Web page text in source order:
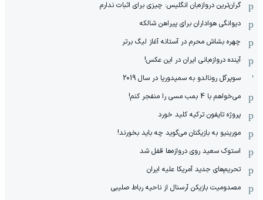
گران‌ترین دروازه‌بان انگلیس: چیزی برای اثبات ندارم
دیوانگی هواداران برای پیراهن شالکه
چهره بشاش محرم در آستانه آغاز لیگ برتر
آینده دروازه‌بانی ایران در این عکس!
سوپرگل رونالدو به سمپدوریا در سال 2019
می‌خواهم با 4 بمب مسی را منفجر کنم!
پروژه تایفون ترکیه کلید خورد
مورینیو به بازیکنان می‌گوید چه باید بخورند!
استوک سعید روی دروازه‌ها قفل شد
تحریم‌های جدید آمریکا علیه ایران
مصدومیت بازیکن آرسنال از ناحیه رباط صلیبی